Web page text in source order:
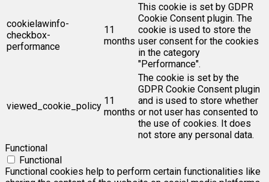
cookielawinfo-
checkbox-
performance
11
months
This cookie is set by GDPR
Cookie Consent plugin. The
cookie is used to store the
user consent for the cookies
in the category
"Performance".
viewed_cookie_policy 11
months
The cookie is set by the
GDPR Cookie Consent plugin
and is used to store whether
or not user has consented to
the use of cookies. It does
not store any personal data.
Functional
Functional
Functional cookies help to perform certain functionalities like